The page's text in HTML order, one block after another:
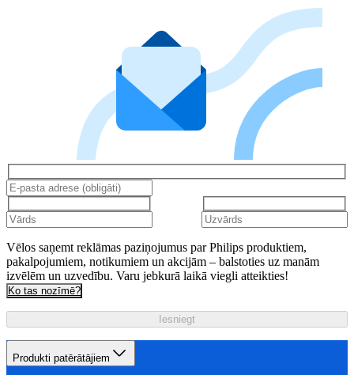
Vēlos saņemt reklāmas paziņojumus par Philips produktiem,
pakalpojumiem, notikumiem un akcijām – balstoties uz manām
izvēlēm un uzvedību. Varu jebkurā laikā viegli atteikties!
Ko tas nozīmē?
Iesniegt
Produkti patērātājiem